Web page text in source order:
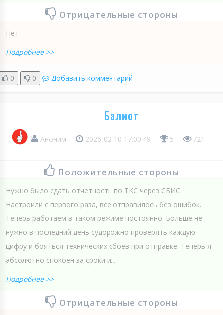
Отрицательные стороны
Нет
Подробнее >>
0 0 Добавить комментарий
Балиот
Аноним 2026-02-10 17:00:49 5 721
Положительные стороны
Нужно было сдать отчетность по ТКС через СБИС.
Настроили с первого раза, все отправилось без ошибок.
Теперь работаем в таком режиме постоянно. Больше не
нужно в последний день судорожно проверять каждую
цифру и бояться технических сбоев при отправке. Теперь я
абсолютно спокоен за сроки и...
Подробнее >>
Отрицательные стороны